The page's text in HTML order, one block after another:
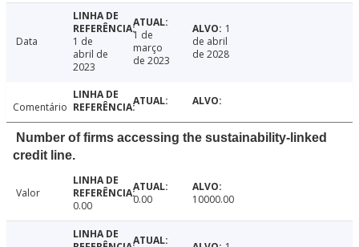
Data
1 de
abril de
2023
1 de
março
de 2023
1
de abril
de 2028
Comentário
Number of firms accessing the sustainability-linked
credit line.
Valor
0.00
0.00 10000.00